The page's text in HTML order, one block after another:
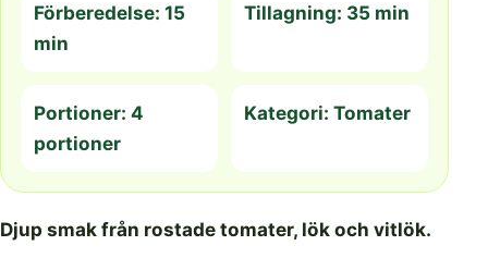
Förberedelse: 15
min
Tillagning: 35 min
Portioner: 4
portioner
Kategori: Tomater
Djup smak från rostade tomater, lök och vitlök.